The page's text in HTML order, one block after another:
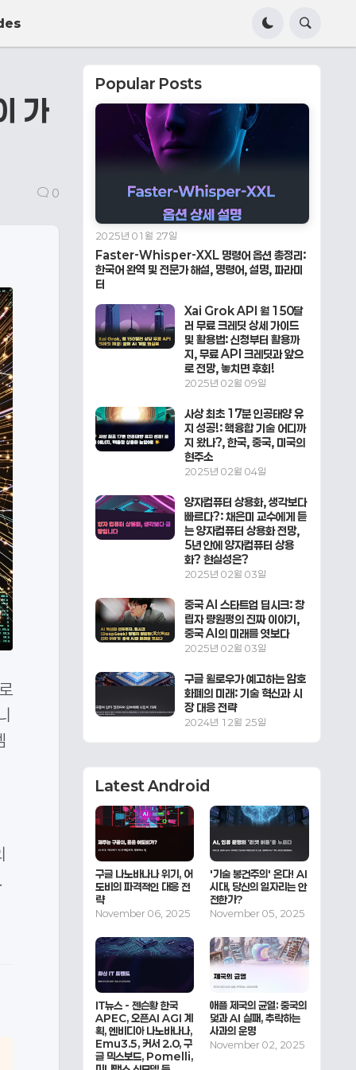
가
0
Popular Posts
Faster-Whisper-XXL 명령어 옵션 총정리:
한국어 완역 및 전문가 해설, 명령어, 설명, 파라미
터
2025년 01월 27일
Xai Grok API 월 150달
러 무료 크레딧 상세 가이드
및 활용법: 신청부터 활용까
지, 무료 API 크레딧과 앞으
로 전망, 놓치면 후회!
2025년 02월 09일
사상 최초 17분 인공태양 유
지 성공!: 핵융합 기술 어디까
지 왔나?, 한국, 중국, 미국의
현주소
2025년 02월 04일
양자컴퓨터 상용화, 생각보다
빠르다?: 채은미 교수에게 듣
는 양자컴퓨터 상용화 전망,
5년 안에 양자컴퓨터 상용
화? 현실성은?
2025년 02월 03일
중국 AI 스타트업 딥시크: 창
립자 량원펑의 진짜 이야기,
중국 AI의 미래를 엿보다
2025년 02월 03일
구글 윌로우가 예고하는 암호
화폐의 미래: 기술 혁신과 시
장 대응 전략
2024년 12월 25일
Latest Android
구글 나노바나나 위기, 어
도비의 파격적인 대응 전
략
November 06, 2025
'기술 봉건주의' 온다! AI
시대, 당신의 일자리는 안
전한가?
November 05, 2025
IT뉴스 - 젠슨황 한국
APEC, 오픈AI AGI 계
획, 엔비디아 나노바나나,
Emu3.5, 커서 2.0, 구
글 믹스보드, Pomelli,
애플 제국의 균열: 중국의
덫과 AI 실패, 추락하는
사과의 운명
November 02, 2025